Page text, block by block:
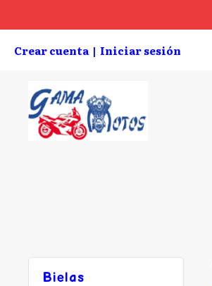
Crear cuenta | Iniciar sesión
Bielas